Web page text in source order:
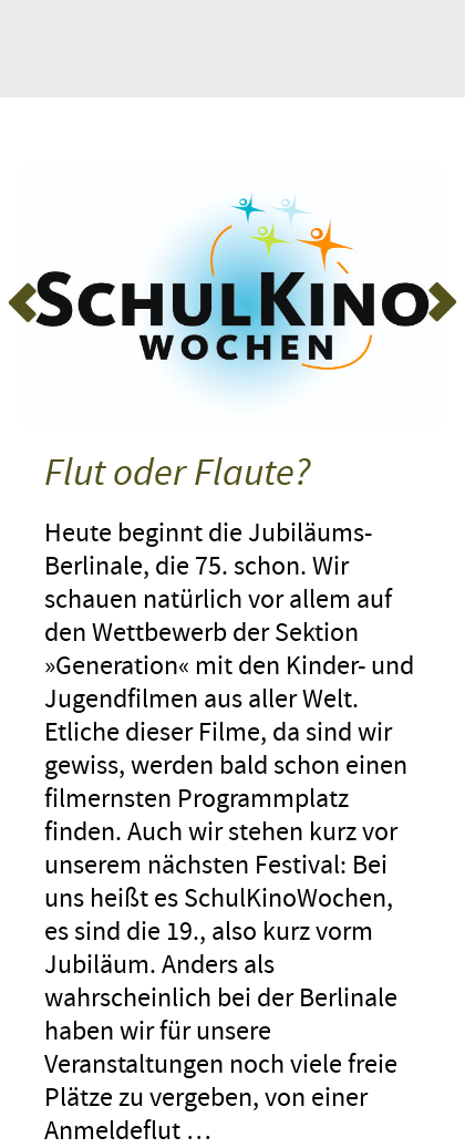
Flut oder Flaute?
Heute beginnt die Jubiläums-
Berlinale, die 75. schon. Wir
schauen natürlich vor allem auf
den Wettbewerb der Sektion
»Generation« mit den Kinder- und
Jugendfilmen aus aller Welt.
Etliche dieser Filme, da sind wir
gewiss, werden bald schon einen
filmernsten Programmplatz
finden. Auch wir stehen kurz vor
unserem nächsten Festival: Bei
uns heißt es SchulKinoWochen,
es sind die 19., also kurz vorm
Jubiläum. Anders als
wahrscheinlich bei der Berlinale
haben wir für unsere
Veranstaltungen noch viele freie
Plätze zu vergeben, von einer
Anmeldeflut …